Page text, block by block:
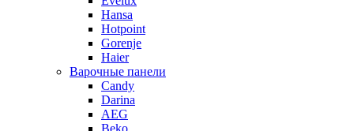
Hansa
Hotpoint
Gorenje
Haier
Варочные панели
Candy
Darina
AEG